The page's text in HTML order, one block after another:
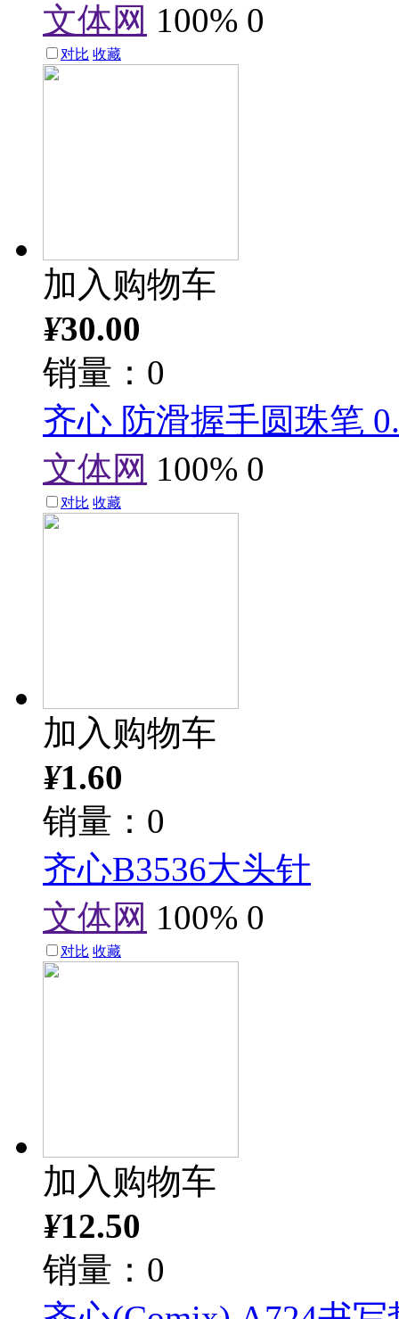
文体网 100% 0
对比 收藏
加入购物车
¥30.00
销量：0
齐心 防滑握手圆珠笔
文体网 100% 0
对比 收藏
加入购物车
¥1.60
销量：0
齐心B3536大头针
文体网 100% 0
对比 收藏
加入购物车
¥12.50
销量：0